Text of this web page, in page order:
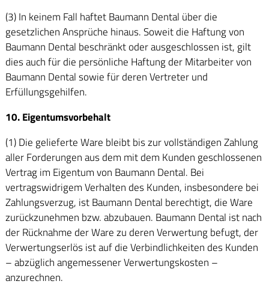
(3) In keinem Fall haftet Baumann Dental über die
gesetzlichen Ansprüche hinaus. Soweit die Haftung von
Baumann Dental beschränkt oder ausgeschlossen ist, gilt
dies auch für die persönliche Haftung der Mitarbeiter von
Baumann Dental sowie für deren Vertreter und
Erfüllungsgehilfen.
10. Eigentumsvorbehalt
(1) Die gelieferte Ware bleibt bis zur vollständigen Zahlung
aller Forderungen aus dem mit dem Kunden geschlossenen
Vertrag im Eigentum von Baumann Dental. Bei
vertragswidrigem Verhalten des Kunden, insbesondere bei
Zahlungsverzug, ist Baumann Dental berechtigt, die Ware
zurückzunehmen bzw. abzubauen. Baumann Dental ist nach
der Rücknahme der Ware zu deren Verwertung befugt, der
Verwertungserlös ist auf die Verbindlichkeiten des Kunden
– abzüglich angemessener Verwertungskosten –
anzurechnen.